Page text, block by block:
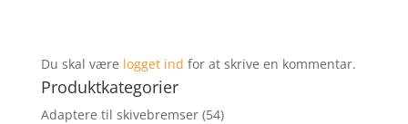
Du skal være logget ind for at skrive en kommentar.
Produktkategorier
Adaptere til skivebremser (54)